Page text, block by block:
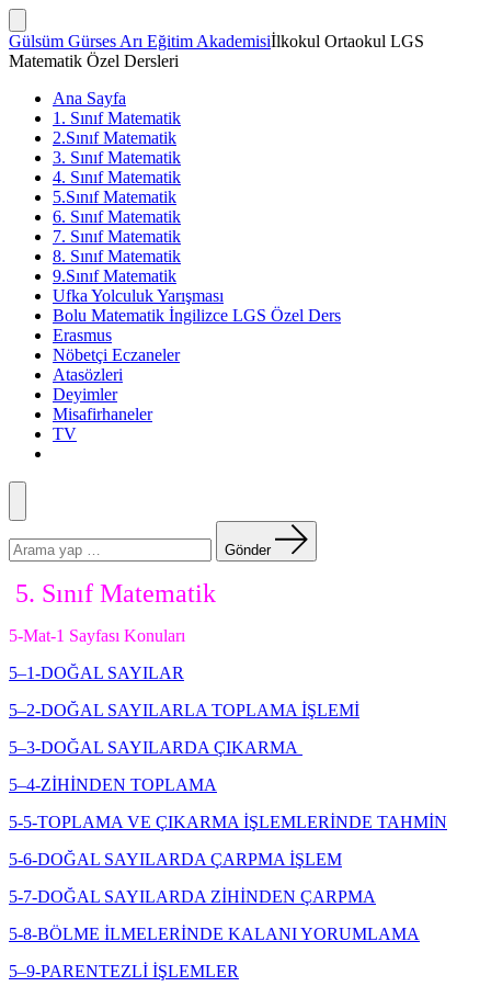
İçeriğe
atla
Arama
Çubuğunu
Göster/Gizle
Gülsüm Gürses Arı Eğitim Akademisiİlkokul Ortaokul LGS
Matematik Özel Dersleri
Ana Sayfa
1. Sınıf Matematik
2.Sınıf Matematik
3. Sınıf Matematik
4. Sınıf Matematik
5.Sınıf Matematik
6. Sınıf Matematik
7. Sınıf Matematik
8. Sınıf Matematik
9.Sınıf Matematik
Ufka Yolculuk Yarışması
Bolu Matematik İngilizce LGS Özel Ders
Erasmus
Nöbetçi Eczaneler
Atasözleri
Deyimler
Misafirhaneler
TV
Menü
yapın:
Gönder
5. Sınıf Matematik
5-Mat-1 Sayfası Konuları
5–1-DOĞAL SAYILAR
5–2-DOĞAL SAYILARLA TOPLAMA İŞLEMİ
5–3-DOĞAL SAYILARDA ÇIKARMA
5–4-ZİHİNDEN TOPLAMA
5-5-TOPLAMA VE ÇIKARMA İŞLEMLERİNDE TAHMİN
5-6-DOĞAL SAYILARDA ÇARPMA İŞLEM
5-7-DOĞAL SAYILARDA ZİHİNDEN ÇARPMA
5-8-BÖLME İLMELERİNDE KALANI YORUMLAMA
5–9-PARENTEZLİ İŞLEMLER